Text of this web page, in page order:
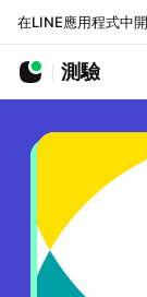
在LINE應用程式中開
測驗